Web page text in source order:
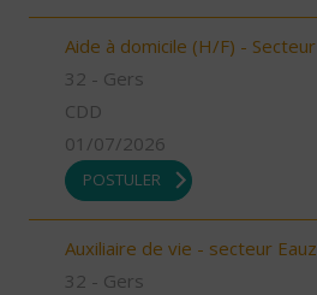
Aide à domicile (H/F) -
32 - Gers
CDD
01/07/2026
POSTULER
Auxiliaire de vie - secteur
32 - Gers